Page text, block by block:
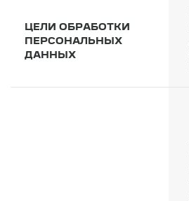
ЦЕЛИ ОБРАБОТКИ
ПЕРСОНАЛЬНЫХ
ДАННЫХ